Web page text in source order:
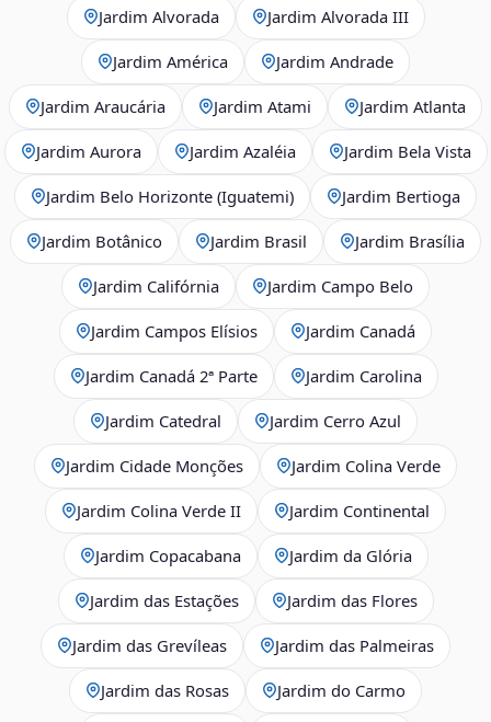
Jardim Alvorada Jardim Alvorada III
Jardim América Jardim Andrade
Jardim Araucária Jardim Atami Jardim Atlanta
Jardim Aurora Jardim Azaléia Jardim Bela Vista
Jardim Belo Horizonte (Iguatemi) Jardim Bertioga
Jardim Botânico Jardim Brasil Jardim Brasília
Jardim Califórnia Jardim Campo Belo
Jardim Campos Elísios Jardim Canadá
Jardim Canadá 2ª Parte Jardim Carolina
Jardim Catedral Jardim Cerro Azul
Jardim Cidade Monções Jardim Colina Verde
Jardim Colina Verde II Jardim Continental
Jardim Copacabana Jardim da Glória
Jardim das Estações Jardim das Flores
Jardim das Grevíleas Jardim das Palmeiras
Jardim das Rosas Jardim do Carmo